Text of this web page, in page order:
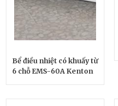
Bể điều nhiệt có khuấy từ
6 chỗ EMS-60A Kenton